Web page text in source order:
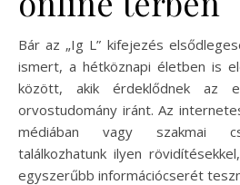
Bár az „Ig L” kifejezés
ismert, a hétköznapi életben is
között, akik érdeklődnek az
orvostudomány iránt. Az
médiában vagy szakmai
találkozhatunk ilyen
egyszerűbb információcserét